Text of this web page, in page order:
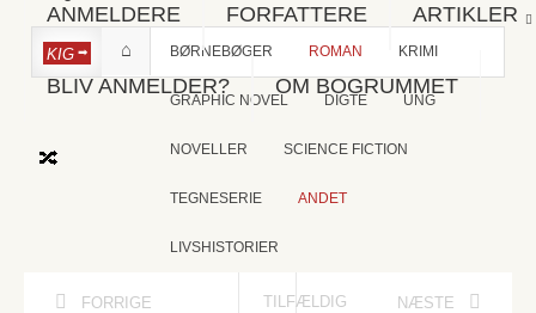
ANMELDERE FORFATTERE ARTIKLER
BLIV ANMELDER? OM BOGRUMMET
KIG BØRNEBØGER ROMAN KRIMI
GRAPHIC NOVEL DIGTE UNG
NOVELLER SCIENCE FICTION
TEGNESERIE ANDET
LIVSHISTORIER
FORRIGE TILFÆLDIG NÆSTE